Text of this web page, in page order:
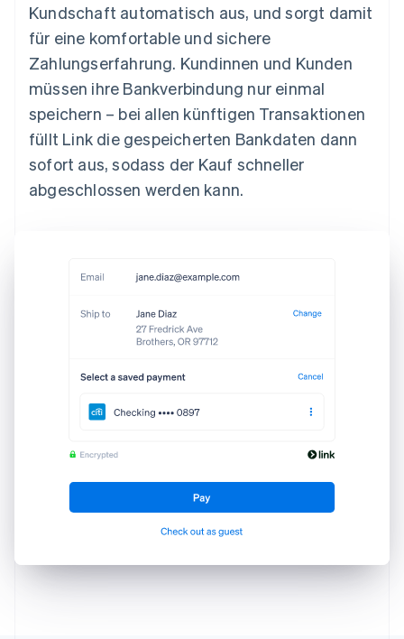
Kundschaft automatisch aus, und sorgt damit
für eine komfortable und sichere
Zahlungserfahrung. Kundinnen und Kunden
müssen ihre Bankverbindung nur einmal
speichern – bei allen künftigen Transaktionen
füllt Link die gespeicherten Bankdaten dann
sofort aus, sodass der Kauf schneller
abgeschlossen werden kann.